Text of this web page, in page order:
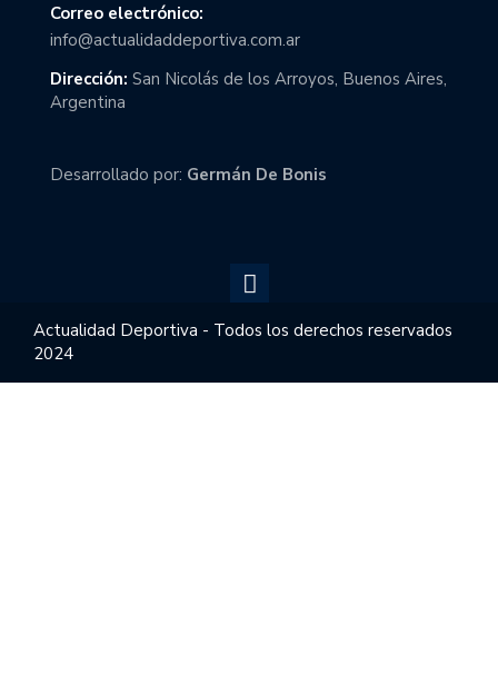
Correo electrónico:
info@actualidaddeportiva.com.ar
Dirección: San Nicolás de los Arroyos, Buenos Aires,
Argentina
Desarrollado por: Germán De Bonis
Actualidad Deportiva - Todos los derechos reservados
2024